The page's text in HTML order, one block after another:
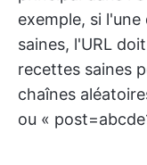
exemple, si
saines, l'URL
recettes saines
chaînes
ou «